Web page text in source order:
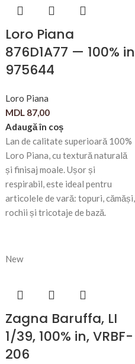
Loro Piana
876D1A77 — 100% in
975644
Loro Piana
MDL 87,00
Adaugă în coș
Lan de calitate superioară 100%
Loro Piana, cu textură naturală
și finisaj moale. Ușor și
respirabil, este ideal pentru
articolele de vară: topuri, cămăși,
rochii și tricotaje de bază.
New
Zagna Baruffa, LI
1/39, 100% in, VRBF-
206